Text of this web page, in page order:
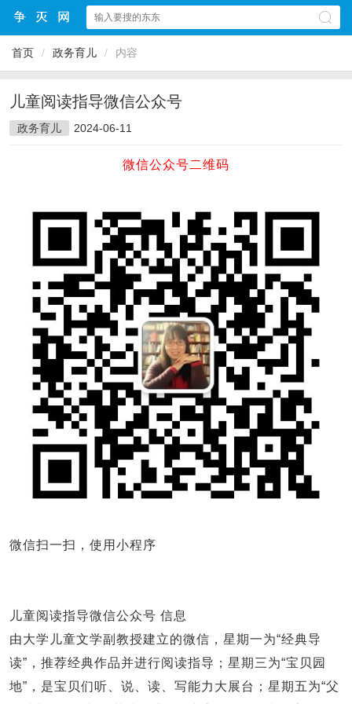
首页 / 政务育儿 / 内容
儿童阅读指导微信公众号
政务育儿 2024-06-11
微信公众号二维码
微信扫一扫，使用小程序
儿童阅读指导微信公众号 信息
由大学儿童文学副教授建立的微信，星期一为“经典导
读”，推荐经典作品并进行阅读指导；星期三为“宝贝园
地”，是宝贝们听、说、读、写能力大展台；星期五为“父